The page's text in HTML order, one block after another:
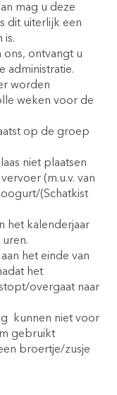
mag u deze
dit uiterlijk een
is.
ons, ontvangt u
administratie.
worden
weken voor de
op de groep
niet plaatsen
(m.u.v. van
(Schatkist
het kalenderjaar
het einde van
het
overgaat naar
kunnen niet voor
gebruikt
broertje/zusje